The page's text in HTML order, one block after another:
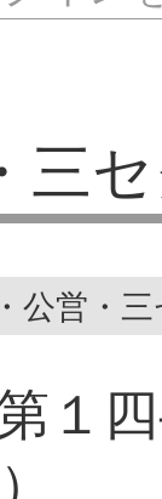
三
公営・
１